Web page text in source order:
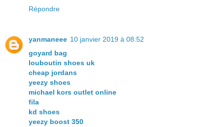
Répondre
yanmaneee 10 janvier 2019 à 08:52
goyard bag
louboutin shoes uk
cheap jordans
yeezy shoes
michael kors outlet online
fila
kd shoes
yeezy boost 350